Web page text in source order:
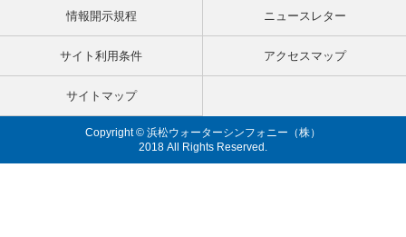
情報開示規程 ニュースレター
サイト利用条件 アクセスマップ
サイトマップ
Copyright © 浜松ウォーターシンフォニー（株）
2018 All Rights Reserved.